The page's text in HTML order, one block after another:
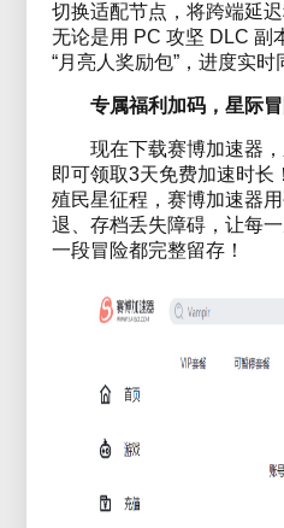
切换适配节点，将跨端延
无论是用 PC 攻坚 DLC 副
“月亮人奖励包”，进度实时
专属福利加码，星际
现在下载赛博加速器，
即可领取3天免费加速时长
殖民星征程，赛博加速器
退、存档丢失障碍，让每
一段冒险都完整留存！